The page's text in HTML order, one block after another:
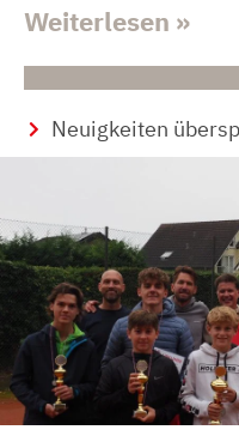
Weiterlesen »
Neuigkeiten